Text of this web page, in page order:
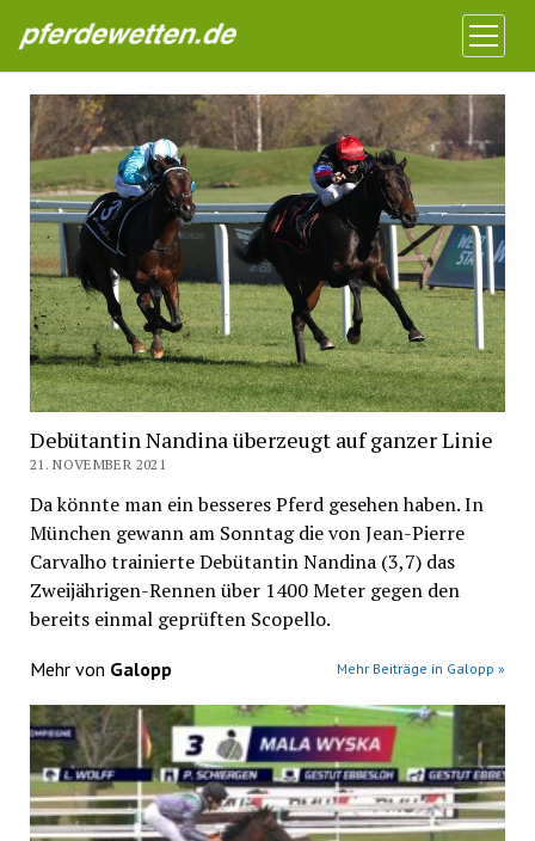
Pferdewetten News
Menü
öffnen
Debütantin Nandina überzeugt auf ganzer Linie
21. NOVEMBER 2021
Da könnte man ein besseres Pferd gesehen haben. In
München gewann am Sonntag die von Jean-Pierre
Carvalho trainierte Debütantin Nandina (3,7) das
Zweijährigen-Rennen über 1400 Meter gegen den
bereits einmal geprüften Scopello.
Mehr von Galopp Mehr Beiträge in Galopp »